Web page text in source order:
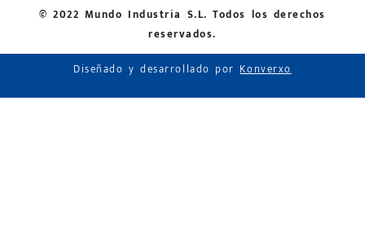
© 2022 Mundo Industria S.L. Todos los derechos
reservados.
Diseñado y desarrollado porKonverxo